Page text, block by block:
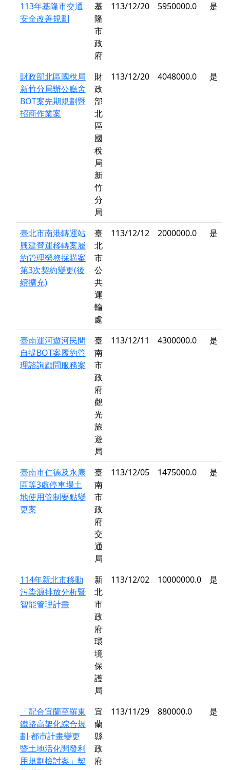
113年基隆市交通
安全改善規劃
基
隆
市
政
府
113/12/20 5950000.0 是
財政部北區國稅局
新竹分局辦公廳舍
BOT案先期規劃暨
招商作業案
財
政
部
北
區
國
稅
局
新
竹
分
局
113/12/20 4048000.0 是
臺北市南港轉運站
興建營運移轉案履
約管理勞務採購案
第3次契約變更(後
續擴充)
臺
北
市
公
共
運
輸
處
113/12/12 2000000.0 是
臺南運河遊河民間
自提BOT案履約管
理諮詢顧問服務案
臺
南
市
政
府
觀
光
旅
遊
局
113/12/11 4300000.0 是
臺南市仁德及永康
區等3處停車場土
地使用管制要點變
更案
臺
南
市
政
府
交
通
局
113/12/05 1475000.0 是
114年新北市移動
污染源排放分析暨
智能管理計畫
新
北
市
政
府
環
境
保
護
局
113/12/02 10000000.0 是
「配合宜蘭至羅東
鐵路高架化綜合規
劃-都市計畫變更
暨土地活化開發利
用規劃檢討案」契
宜
蘭
縣
政
府
113/11/29 880000.0 是